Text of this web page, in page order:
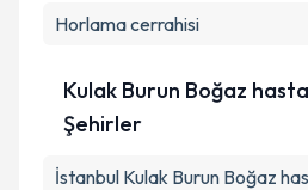
Horlama cerrahisi
Kulak Burun Boğaz
Şehirler
İstanbul Kulak Burun Boğaz